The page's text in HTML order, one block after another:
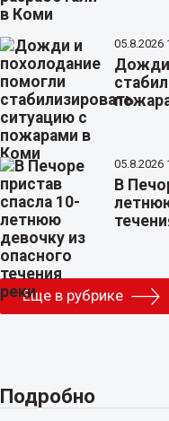
05.8.2026
Дожди
05.8.2026
В
Еще в рубрике
Подробно